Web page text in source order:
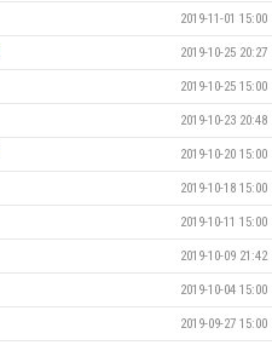
2019-11-01 15:00
2019-10-25 20:27
2019-10-25 15:00
2019-10-23 20:48
2019-10-20 15:00
2019-10-18 15:00
2019-10-11 15:00
2019-10-09 21:42
2019-10-04 15:00
2019-09-27 15:00